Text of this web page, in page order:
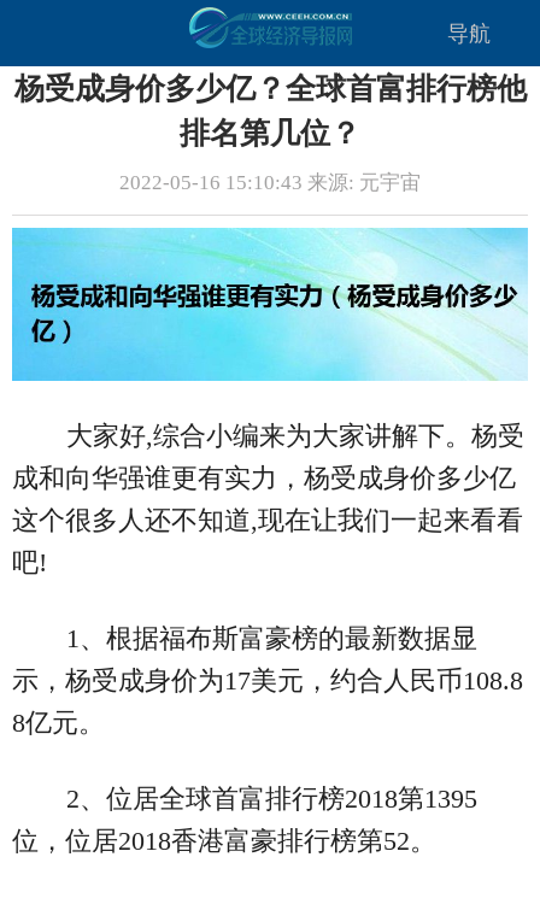
导航
杨受成身价多少亿？全球首富排行榜他
排名第几位？
2022-05-16 15:10:43 来源: 元宇宙
大家好,综合小编来为大家讲解下。杨受
成和向华强谁更有实力，杨受成身价多少亿
这个很多人还不知道,现在让我们一起来看看
吧!
1、根据福布斯富豪榜的最新数据显
示，杨受成身价为17美元，约合人民币108.8
8亿元。
2、位居全球首富排行榜2018第1395
位，位居2018香港富豪排行榜第52。